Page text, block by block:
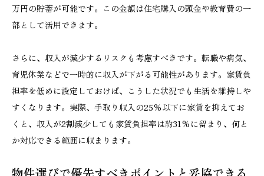
万円の貯蓄が可能です。この金額は住宅購入の頭金や教育費の一
部として活用できます。
さらに、収入が減少するリスクも考慮すべきです。転職や病気、
育児休業などで一時的に収入が下がる可能性があります。家賃負
担率を低めに設定しておけば、こうした状況でも生活を維持しや
すくなります。実際、手取り収入の25%以下に家賃を抑えてお
くと、収入が2割減少しても家賃負担率は約31%に留まり、何と
か対応できる範囲に収まります。
物件選びで優先すべきポイントと妥協できる